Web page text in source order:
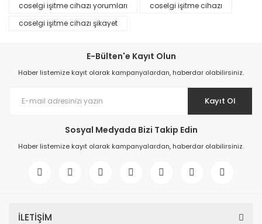
coselgi işitme cihazı yorumları
coselgi işitme cihazı
coselgi işitme cihazı şikayet
E-Bülten'e Kayıt Olun
Haber listemize kayıt olarak kampanyalardan, haberdar olabilirsiniz.
Kayıt Ol
Sosyal Medyada Bizi Takip Edin
Haber listemize kayıt olarak kampanyalardan, haberdar olabilirsiniz.
İLETİŞİM